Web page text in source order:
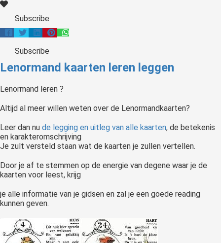
Subscribe
Subscribe
Lenormand kaarten leren leggen
Lenormand leren ?
Altijd al meer willen weten over de Lenormandkaarten?
Leer dan nu de legging en uitleg van alle kaarten, de betekenis
en karakteromschrijving
Je zult versteld staan wat de kaarten je zullen vertellen.
Door je af te stemmen op de energie van degene waar je de
kaarten voor leest, krijg
je alle informatie van je gidsen en zal je een goede reading
kunnen geven.